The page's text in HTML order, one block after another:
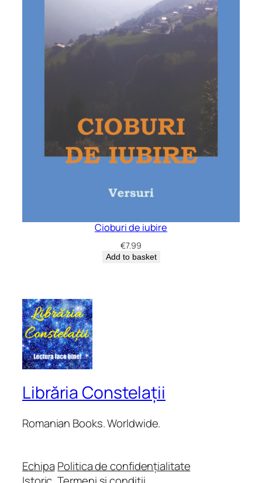
Cioburi de iubire
€7.99
Add to basket
Librăria Constelații
Romanian Books. Worldwide.
Echipa Politica de confidențialitate